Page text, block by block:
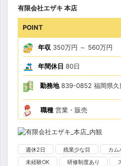
有限会社エザキ 本店
POINT
年収 350万円 ～ 560万円
年間休日 80日
勤務地839-0852 福岡県久
職種 営業・販売
週休2日 残業少な目 カム
未経験OK
研修制度あり